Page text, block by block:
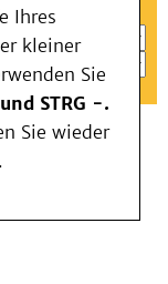
Ihres
kleiner
Sie
STRG -.
Sie wieder
(KIM)